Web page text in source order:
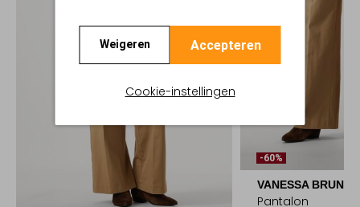
Weigeren Accepteren
Cookie-instellingen
-60%
VANESSA BRUNO
Pantalon